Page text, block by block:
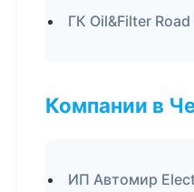
ГК Oil&Filter
Компании в
ИП Автомир